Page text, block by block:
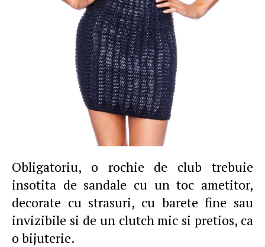
Obligatoriu, o rochie de club trebuie
insotita de sandale cu un toc ametitor,
decorate cu strasuri, cu barete fine sau
invizibile si de un clutch mic si pretios, ca
o bijuterie.